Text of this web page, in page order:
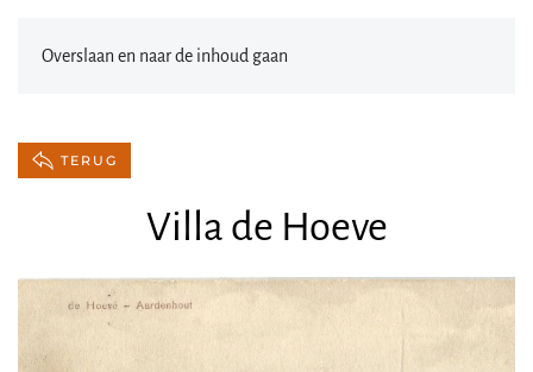
Overslaan en naar de inhoud gaan
TERUG
Villa de Hoeve